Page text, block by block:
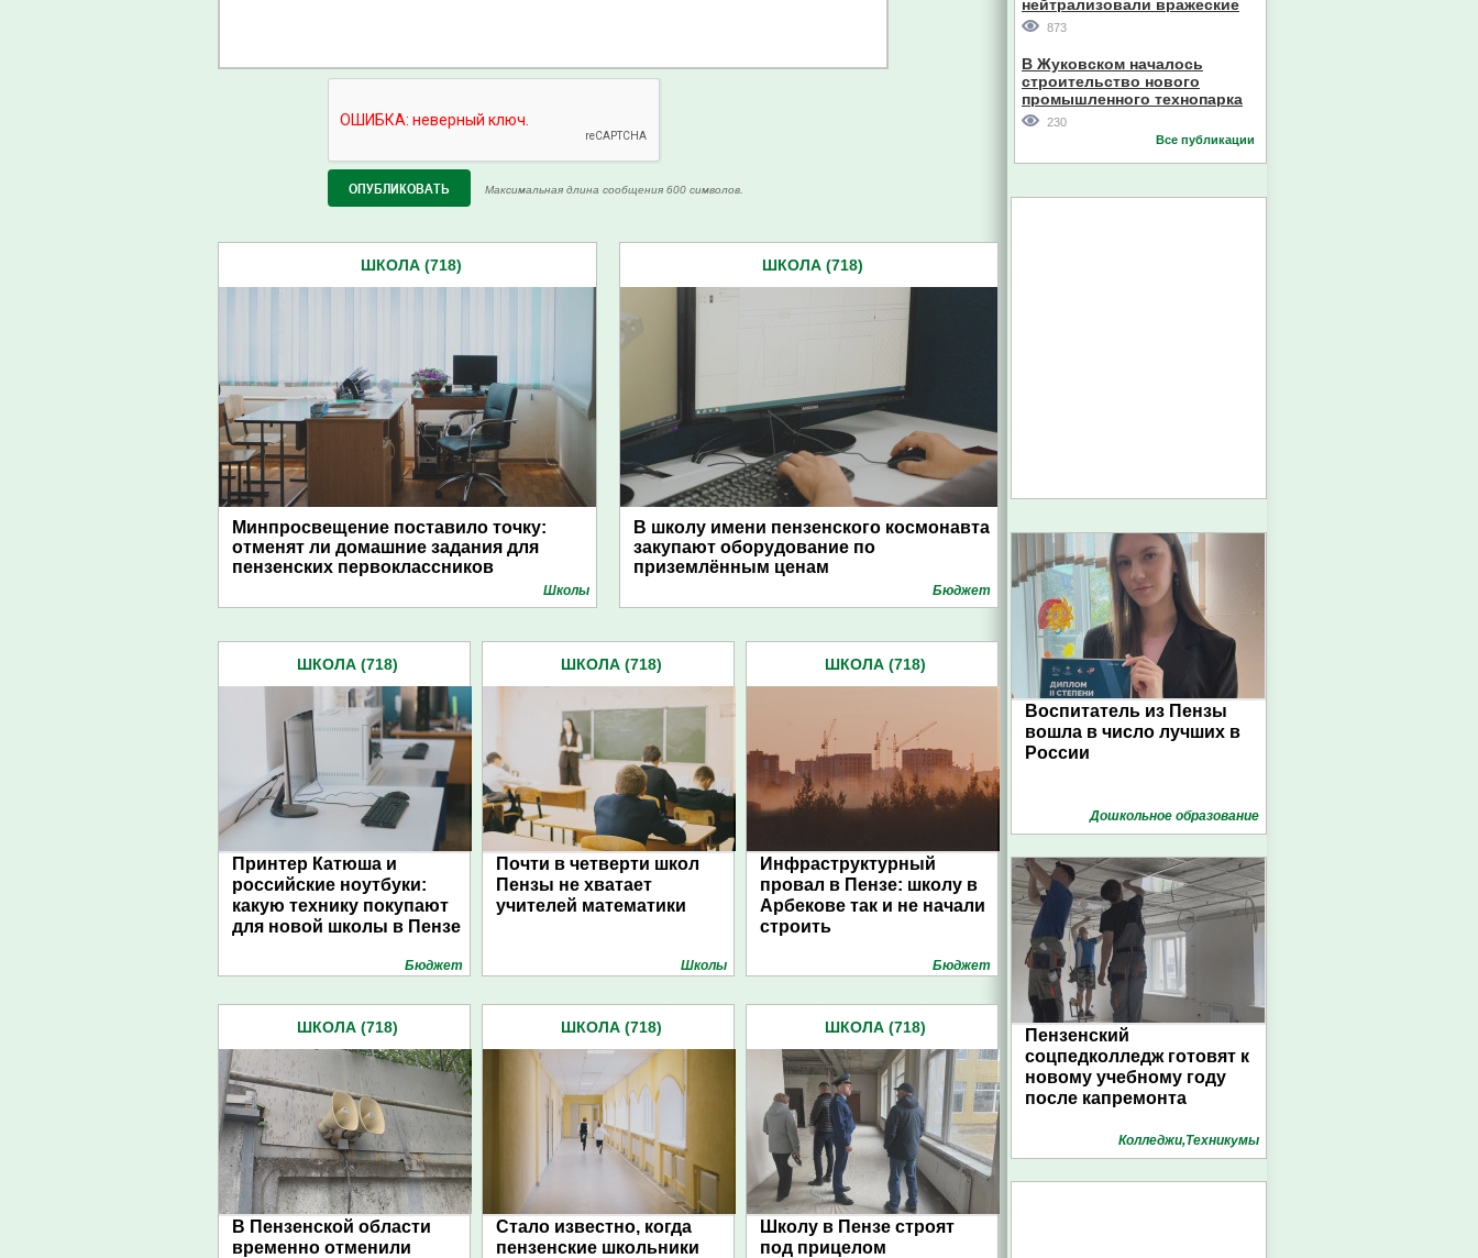
Максимальная длина сообщения 600 символов.
ШКОЛА (718)
Минпросвещение поставило точку:
отменят ли домашние задания для
пензенских первоклассников
Школы
ШКОЛА (718)
В школу имени пензенского космонавта
закупают оборудование по
приземлённым ценам
Бюджет
ШКОЛА (718)
Принтер Катюша и
российские ноутбуки:
какую технику покупают
для новой школы в Пензе
Бюджет
ШКОЛА (718)
Почти в четверти школ
Пензы не хватает
учителей математики
Школы
ШКОЛА (718)
Инфраструктурный
провал в Пензе: школу в
Арбекове так и не начали
строить
Бюджет
ШКОЛА (718)
В Пензенской области
временно отменили
ШКОЛА (718)
Стало известно, когда
пензенские школьники
ШКОЛА (718)
Школу в Пензе строят
под прицелом
нейтрализовали вражеские
дроны
873
В Жуковском началось
строительство нового
промышленного технопарка
230
Все публикации
Воспитатель из Пензы
вошла в число лучших в
России
Дошкольное образование
Пензенский
соцпедколледж готовят к
новому учебному году
после капремонта
Колледжи,Техникумы